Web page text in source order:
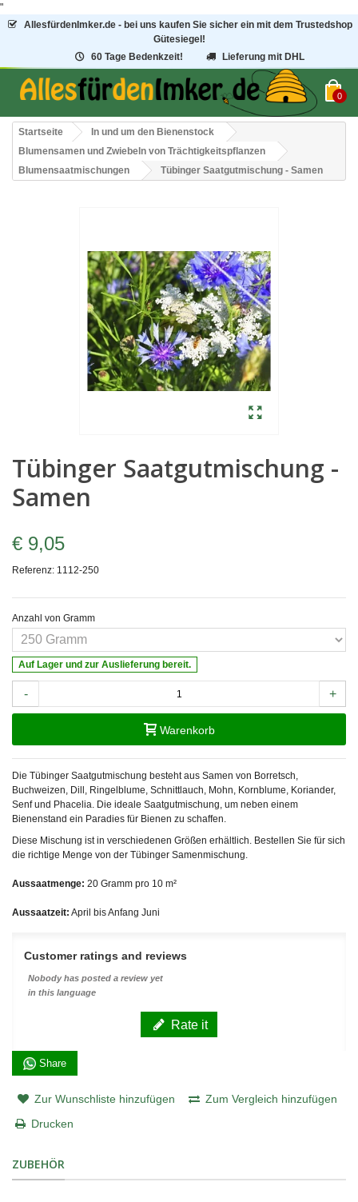
"
AllesfürdenImker.de - bei uns kaufen Sie sicher ein mit dem Trustedshop
Gütesiegel!
60 Tage Bedenkzeit!
Lieferung mit DHL
0
Startseite
In und um den Bienenstock
Blumensamen und Zwiebeln von Trächtigkeitspflanzen
Blumensaatmischungen
Tübinger Saatgutmischung - Samen
Tübinger Saatgutmischung -
Samen
€ 9,05
Referenz: 1112-250
Anzahl von Gramm
Auf Lager und zur Auslieferung bereit.
- +
Warenkorb
Die Tübinger Saatgutmischung besteht aus Samen von Borretsch,
Buchweizen, Dill, Ringelblume, Schnittlauch, Mohn, Kornblume, Koriander,
Senf und Phacelia. Die ideale Saatgutmischung, um neben einem
Bienenstand ein Paradies für Bienen zu schaffen.
Diese Mischung ist in verschiedenen Größen erhältlich. Bestellen Sie für sich
die richtige Menge von der Tübinger Samenmischung.
Aussaatmenge: 20 Gramm pro 10 m²
Aussaatzeit: April bis Anfang Juni
Customer ratings and reviews
Nobody has posted a review yet
in this language
Rate it
Share
Zur Wunschliste hinzufügen
Zum Vergleich hinzufügen
Drucken
ZUBEHÖR